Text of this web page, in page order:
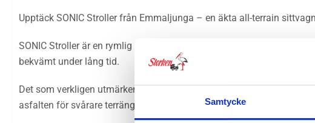
Samtycke
Upptäck SONIC Stroller från Emmaljunga – en äkta all-terrain
SONIC Stroller är en rymlig sittvagn byggd för att göra promenader
bekvämt under lång tid.
Det som verkligen utmärker vagnen är det balanserade chassit och
asfalten för svårare terräng. När det är dags att packa in vagnen i